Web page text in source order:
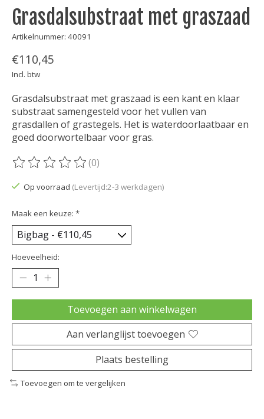
Grasdalsubstraat met graszaad
Artikelnummer: 40091
€110,45
Incl. btw
Grasdalsubstraat met graszaad is een kant en klaar
substraat samengesteld voor het vullen van
grasdallen of grastegels. Het is waterdoorlaatbaar en
goed doorwortelbaar voor gras.
De beoordeling van dit product is
(0)
Op voorraad (Levertijd:2-3 werkdagen)
Maak een keuze: *
Hoeveelheid:
Toevoegen aan winkelwagen
Aan verlanglijst toevoegen
Plaats bestelling
Toevoegen om te vergelijken